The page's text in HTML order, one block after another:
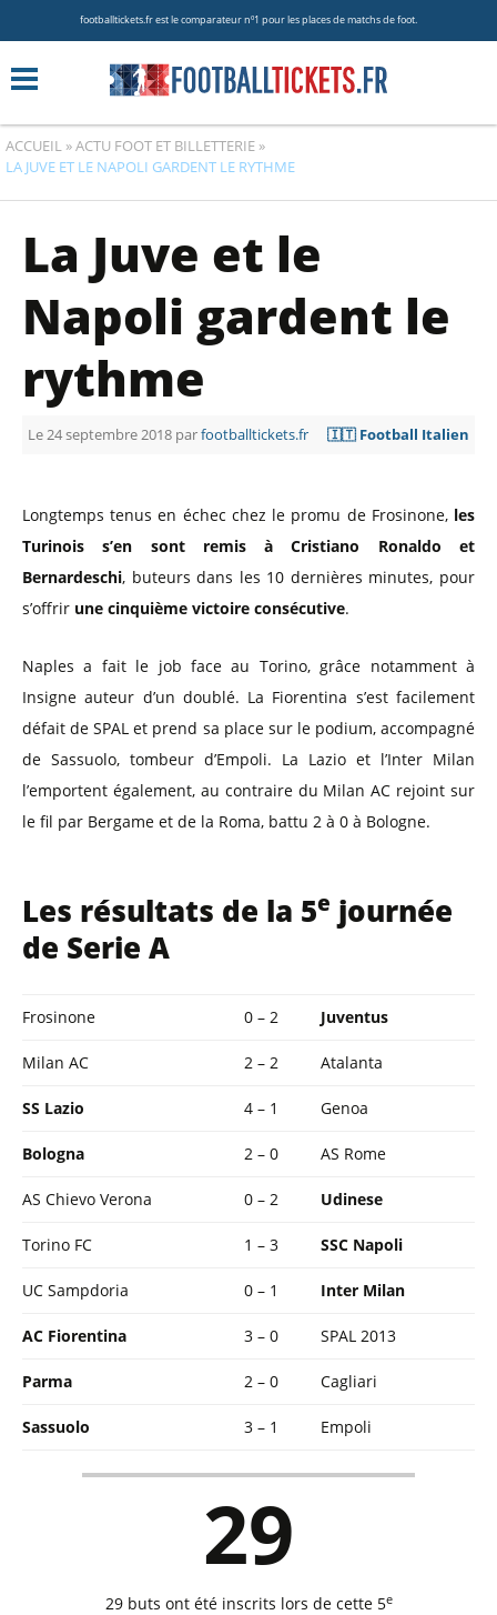
footballtickets.fr est le comparateur nº1 pour les places de matchs de foot.
ACCUEIL »ACTU FOOT ET BILLETTERIE »
LA JUVE ET LE NAPOLI GARDENT LE RYTHME
La Juve et le
Napoli gardent le
rythme
Le 24 septembre 2018 parfootballtickets.fr 🇮🇹 Football Italien
Longtemps tenus en échec chez le promu de Frosinone, les
Turinois s’en sont remis à Cristiano Ronaldo et
Bernardeschi, buteurs dans les 10 dernières minutes, pour
s’offrir une cinquième victoire consécutive.
Naples a fait le job face au Torino, grâce notamment à
Insigne auteur d’un doublé. La Fiorentina s’est facilement
défait de SPAL et prend sa place sur le podium, accompagné
de Sassuolo, tombeur d’Empoli. La Lazio et l’Inter Milan
l’emportent également, au contraire du Milan AC rejoint sur
le fil par Bergame et de la Roma, battu 2 à 0 à Bologne.
Les résultats de la 5e journée
de Serie A
Frosinone 0 – 2 Juventus
Milan AC 2 – 2 Atalanta
SS Lazio 4 – 1 Genoa
Bologna 2 – 0 AS Rome
AS Chievo Verona 0 – 2 Udinese
Torino FC 1 – 3 SSC Napoli
UC Sampdoria 0 – 1 Inter Milan
AC Fiorentina 3 – 0 SPAL 2013
Parma 2 – 0 Cagliari
Sassuolo 3 – 1 Empoli
29
29 buts ont été inscrits lors de cette 5e